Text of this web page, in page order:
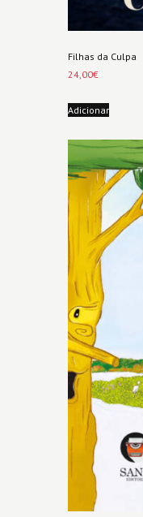
Filhas da Culpa
24,00€
Adicionar